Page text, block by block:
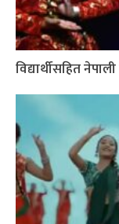
विद्यार्थीसहित